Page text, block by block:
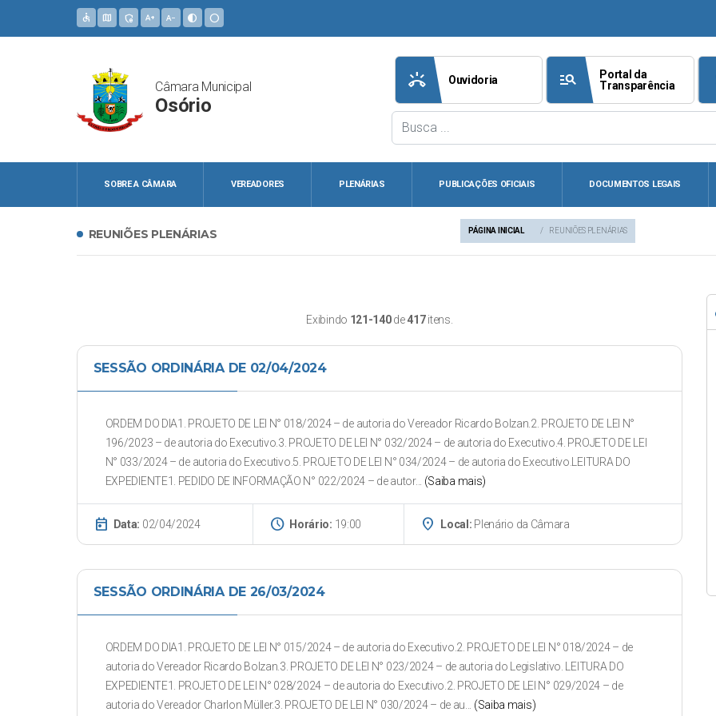
accessible map admin_panel_settings text_increase text_decrease contrast circle
Câmara Municipal
Osório
ring_volume Ouvidoria manage_search
Portal da
Transparência
SOBRE A CÂMARA VEREADORES PLENÁRIAS PUBLICAÇÕES OFICIAIS DOCUMENTOS LEGAIS
REUNIÕES PLENÁRIAS PÁGINA INICIAL REUNIÕES PLENÁRIAS
Exibindo 121-140de417itens.
SESSÃO ORDINÁRIA DE 02/04/2024
ORDEM DO DIA1. PROJETO DE LEI N° 018/2024 – de autoria do Vereador Ricardo Bolzan.2. PROJETO DE LEI N°
196/2023 – de autoria do Executivo.3. PROJETO DE LEI N° 032/2024 – de autoria do Executivo.4. PROJETO DE LEI
N° 033/2024 – de autoria do Executivo.5. PROJETO DE LEI N° 034/2024 – de autoria do Executivo.LEITURA DO
EXPEDIENTE1. PEDIDO DE INFORMAÇÃO N° 022/2024 – de autor... (Saiba mais)
today Data: 02/04/2024 schedule Horário: 19:00 place Local: Plenário da Câmara
SESSÃO ORDINÁRIA DE 26/03/2024
ORDEM DO DIA1. PROJETO DE LEI N° 015/2024 – de autoria do Executivo.2. PROJETO DE LEI N° 018/2024 – de
autoria do Vereador Ricardo Bolzan.3. PROJETO DE LEI N° 023/2024 – de autoria do Legislativo. LEITURA DO
EXPEDIENTE1. PROJETO DE LEI N° 028/2024 – de autoria do Executivo.2. PROJETO DE LEI N° 029/2024 – de
autoria do Vereador Charlon Müller.3. PROJETO DE LEI N° 030/2024 – de au... (Saiba mais)